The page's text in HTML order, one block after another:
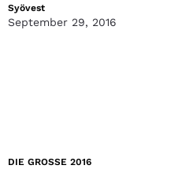
Syövest
September 29, 2016
DIE GROSSE 2016